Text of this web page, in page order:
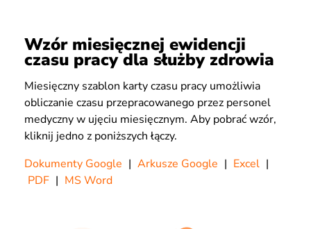
Wzór miesięcznej ewidencji
czasu pracy dla służby zdrowia
Miesięczny szablon karty czasu pracy umożliwia
obliczanie czasu przepracowanego przez personel
medyczny w ujęciu miesięcznym. Aby pobrać wzór,
kliknij jedno z poniższych łączy.
Dokumenty Google | Arkusze Google | Excel |
PDF | MS Word